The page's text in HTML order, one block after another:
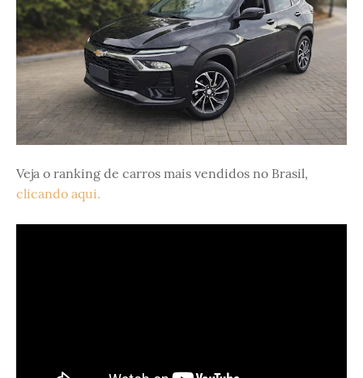
Veja o ranking de carros mais vendidos no Brasil,
clicando aqui.